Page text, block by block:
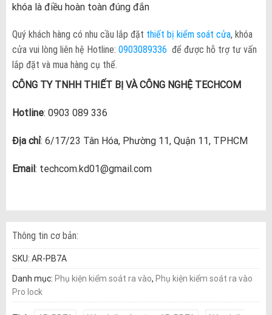
khóa là điều hoàn toàn đúng đắn
Quý khách hàng có nhu cầu lắp đặt thiết bị kiểm soát cửa, khóa
cửa vui lòng liên hệ Hotline: 0903089336 để được hỗ trợ tư vấn
lắp đặt và mua hàng cụ thể.
CÔNG TY TNHH THIẾT BỊ VÀ CÔNG NGHỆ TECHCOM
Hotline: 0903 089 336
Địa chỉ: 6/17/23 Tân Hóa, Phường 11, Quận 11, TPHCM
Email: techcom.kd01@gmail.com
Thông tin cơ bản:
SKU: AR-PB7A
Danh mục: Phụ kiện kiểm soát ra vào, Phụ kiện kiểm soát ra vào
Pro lock